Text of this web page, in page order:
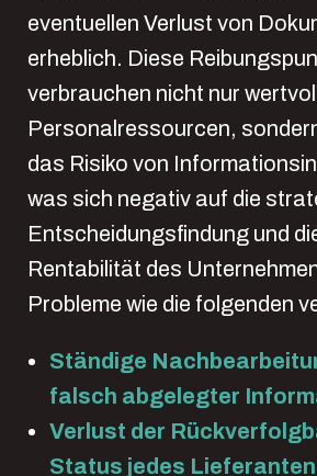
eventuellen Verlust von
erheblich. Diese
verbrauchen nicht nur
Personalressourcen,
das Risiko von
was sich negativ auf die
Entscheidungsfindung und
Rentabilität des
Probleme wie die folgenden
Ständige
falsch abgelegter
Verlust der
Status jedes